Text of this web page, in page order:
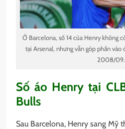
Ở Barcelona, số 14 của Henry không
tại Arsenal, nhưng vẫn góp phần vào
2008/09.
Số áo Henry tại
Bulls
Sau Barcelona, Henry sang Mỹ